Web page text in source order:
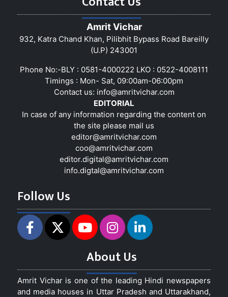
Amrit Vichar
932, Katra Chand Khan, Pilibhit Bypass Road Bareilly
(U.P) 243001
Phone No:-BLY : 0581-4000222 LKO : 0522-4008111
Timings : Mon- Sat, 09:00am-06:00pm
Contact us: info@amritvichar.com
EDITORIAL
In case of any information regarding the content on
the site please mail us
editor@amritvichar.com
coo@amritvichar.com
editor.digital@amritvichar.com
info.digtal@amritvichar.com
Follow Us
About Us
Amrit Vichar is one of the leading Hindi newspapers
and media houses in Uttar Pradesh and Uttarakhand,